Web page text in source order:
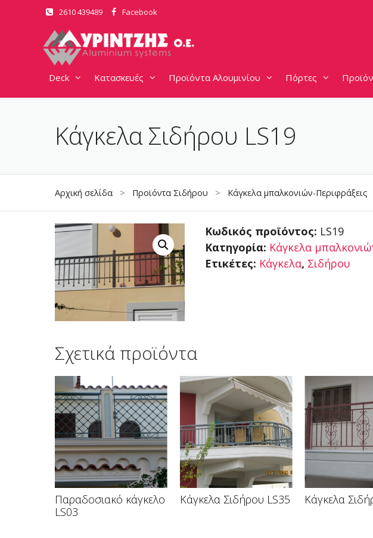
Μετάβαση
περιεχόμενο
2610 439489 Facebook
Deck Κατασκευές Προϊόντα Αλουμινίου Πόρτες
Κάγκελα Σιδήρου LS19
Αρχική σελίδα > Προϊόντα Σιδήρου > Κάγκελα μπαλκονιών-Περιφράξεις
Κωδικός προϊόντος: LS19
Κατηγορία: Κάγκελα
Ετικέτες: Κάγκελα, Σιδήρου
Σχετικά προϊόντα
Παραδοσιακό κάγκελο
LS03
Κάγκελα Σιδήρου LS35 Κάγκελα